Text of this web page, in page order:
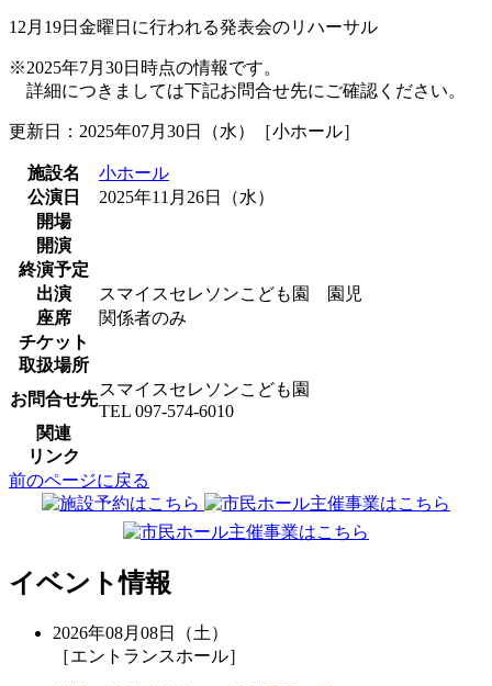
12月19日金曜日に行われる発表会のリハーサル
※2025年7月30日時点の情報です。
詳細につきましては下記お問合せ先にご確認ください。
更新日：2025年07月30日（水）［小ホール］
施設名
小ホール
公演日
2025年11月26日（水）
開場
開演
終演予定
出演
スマイスセレソンこども園 園児
座席
関係者のみ
チケット
取扱場所
お問合せ先
スマイスセレソンこども園
TEL 097-574-6010
関連
リンク
前のページに戻る
イベント情報
2026年08月08日（土）
［エントランスホール］